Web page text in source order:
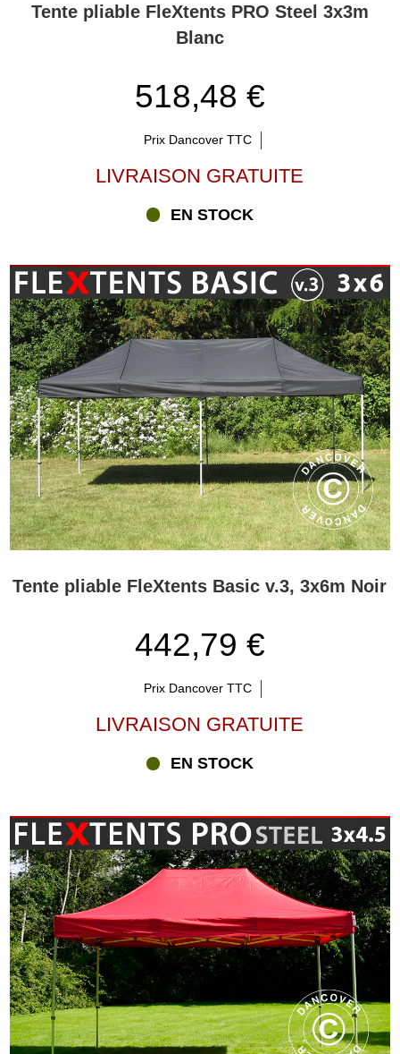
Tente pliable FleXtents PRO Steel 3x3m
Blanc
518,48 €
Prix Dancover TTC
LIVRAISON GRATUITE
EN STOCK
Tente pliable FleXtents Basic v.3, 3x6m Noir
442,79 €
Prix Dancover TTC
LIVRAISON GRATUITE
EN STOCK